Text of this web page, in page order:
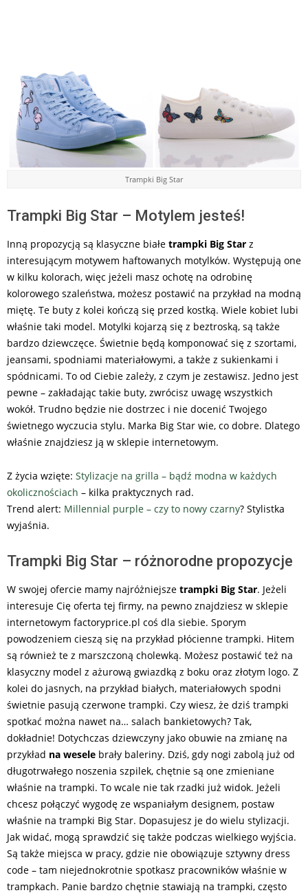
Trampki Big Star
Trampki Big Star – Motylem jesteś!
Inną propozycją są klasyczne białe trampki Big Star z
interesującym motywem haftowanych motylków. Występują one
w kilku kolorach, więc jeżeli masz ochotę na odrobinę
kolorowego szaleństwa, możesz postawić na przykład na modną
miętę. Te buty z kolei kończą się przed kostką. Wiele kobiet lubi
właśnie taki model. Motylki kojarzą się z beztroską, są także
bardzo dziewczęce. Świetnie będą komponować się z szortami,
jeansami, spodniami materiałowymi, a także z sukienkami i
spódnicami. To od Ciebie zależy, z czym je zestawisz. Jedno jest
pewne – zakładając takie buty, zwrócisz uwagę wszystkich
wokół. Trudno będzie nie dostrzec i nie docenić Twojego
świetnego wyczucia stylu. Marka Big Star wie, co dobre. Dlatego
właśnie znajdziesz ją w sklepie internetowym.
Z życia wzięte: Stylizacje na grilla – bądź modna w każdych
okolicznościach – kilka praktycznych rad.
Trend alert: Millennial purple – czy to nowy czarny? Stylistka
wyjaśnia.
Trampki Big Star – różnorodne propozycje
W swojej ofercie mamy najróżniejsze trampki Big Star. Jeżeli
interesuje Cię oferta tej firmy, na pewno znajdziesz w sklepie
internetowym factoryprice.pl coś dla siebie. Sporym
powodzeniem cieszą się na przykład płócienne trampki. Hitem
są również te z marszczoną cholewką. Możesz postawić też na
klasyczny model z ażurową gwiazdką z boku oraz złotym logo. Z
kolei do jasnych, na przykład białych, materiałowych spodni
świetnie pasują czerwone trampki. Czy wiesz, że dziś trampki
spotkać można nawet na… salach bankietowych? Tak,
dokładnie! Dotychczas dziewczyny jako obuwie na zmianę na
przykład na wesele brały baleriny. Dziś, gdy nogi zabolą już od
długotrwałego noszenia szpilek, chętnie są one zmieniane
właśnie na trampki. To wcale nie tak rzadki już widok. Jeżeli
chcesz połączyć wygodę ze wspaniałym designem, postaw
właśnie na trampki Big Star. Dopasujesz je do wielu stylizacji.
Jak widać, mogą sprawdzić się także podczas wielkiego wyjścia.
Są także miejsca w pracy, gdzie nie obowiązuje sztywny dress
code – tam niejednokrotnie spotkasz pracowników właśnie w
trampkach. Panie bardzo chętnie stawiają na trampki, często